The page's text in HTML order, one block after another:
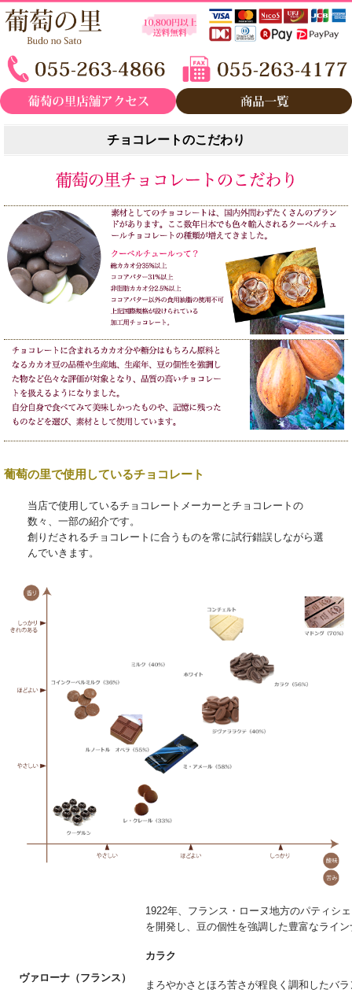
チョコレートのこだわり
葡萄の里で使用しているチョコレート
当店で使用しているチョコレートメーカーとチョコレートの
数々、一部の紹介です。
創りだされるチョコレートに合うものを常に試行錯誤しながら選
んでいきます。
ヴァローナ（フランス）
1922年、フランス・ローヌ地方のパティシ
を開発し、豆の個性を強調した豊富なライ
カラク
まろやかさとほろ苦さが程良く調和したバ